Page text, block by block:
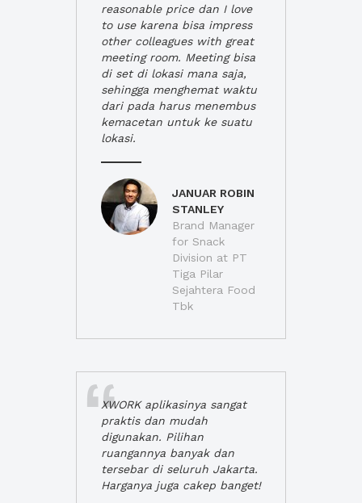
reasonable price dan I love
to use karena bisa impress
other colleagues with great
meeting room. Meeting bisa
di set di lokasi mana saja,
sehingga menghemat waktu
dari pada harus menembus
kemacetan untuk ke suatu
lokasi.
JANUAR ROBIN
STANLEY
Brand Manager
for Snack
Division at PT
Tiga Pilar
Sejahtera Food
Tbk
XWORK aplikasinya sangat
praktis dan mudah
digunakan. Pilihan
ruangannya banyak dan
tersebar di seluruh Jakarta.
Harganya juga cakep banget!